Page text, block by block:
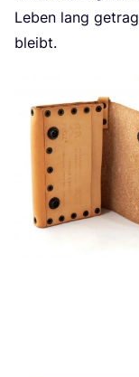
Leben lang
bleibt.